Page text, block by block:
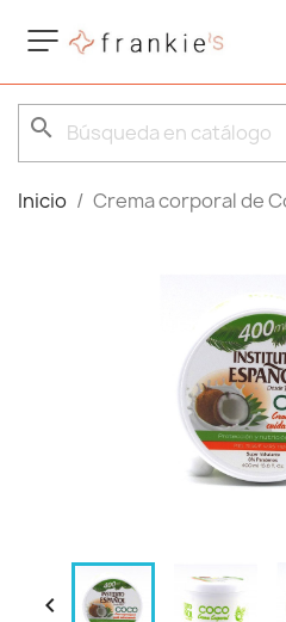
search
Inicio Crema corporal de
